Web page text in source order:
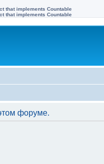
that implements Countable
that implements Countable
форуме.